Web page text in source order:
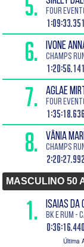
5. Four
1:09:33.351
6. IVONE
CHAMPS
1:20:56.141
7. AGLAE
Four
1:35:18.636
8. VÂNIA
CHAMPS
2:20:27.992
MASCULINO 50
1. ISAIAS DA
bk e rum -
0:36:16.440
Última